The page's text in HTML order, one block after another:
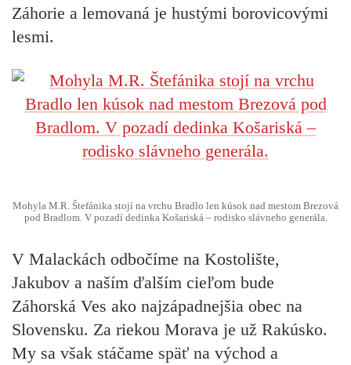
Záhorie a lemovaná je hustými borovicovými
lesmi.
Mohyla M.R. Štefánika stojí na vrchu Bradlo len kúsok nad mestom Brezová
pod Bradlom. V pozadí dedinka Košariská – rodisko slávneho generála.
V Malackách odbočíme na Kostolište,
Jakubov a naším ďalším cieľom bude
Záhorská Ves ako najzápadnejšia obec na
Slovensku. Za riekou Morava je už Rakúsko.
My sa však stáčame späť na východ a